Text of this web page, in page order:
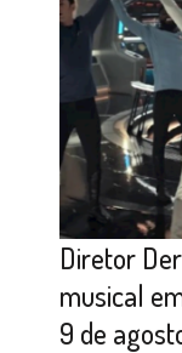
Diretor
musical
9 de